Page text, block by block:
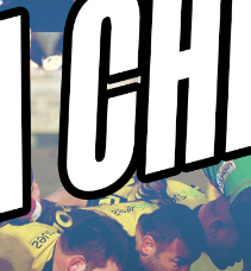
Emissions 2019-2020
Emissions 2018-2019
Emissions 2017-2018
Émissions 2016-2017
Émissions 2015-2016
Émissions 2014-2015
Émissions 2013-2014